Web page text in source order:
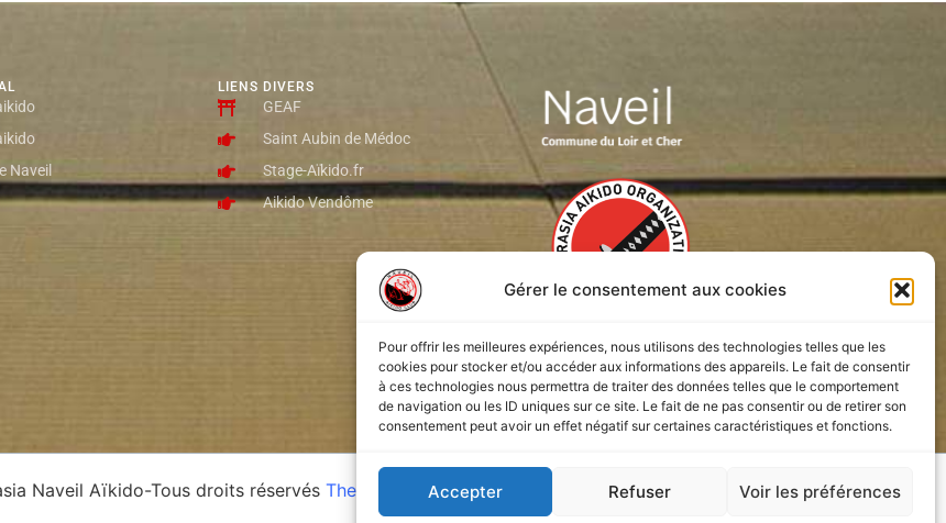
Gérer le consentement aux cookies
Pour offrir les meilleures expériences, nous utilisons des technologies telles que les
cookies pour stocker et/ou accéder aux informations des appareils. Le fait de consentir
à ces technologies nous permettra de traiter des données telles que le comportement
de navigation ou les ID uniques sur ce site. Le fait de ne pas consentir ou de retirer son
consentement peut avoir un effet négatif sur certaines caractéristiques et fonctions.
Accepter Refuser Voir les préférences
Naveil
LIENS DIVERS
GEAF
Saint Aubin de Médoc
Stage-Aïkido.fr
Aikido Vendôme
Naveil Aïkido-Tous droits réservés Theme by webdesignlateste